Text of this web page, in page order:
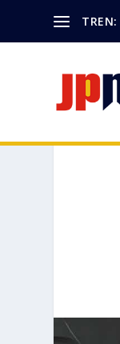
TREN: